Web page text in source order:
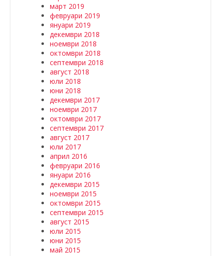
март 2019
февруари 2019
януари 2019
декември 2018
ноември 2018
октомври 2018
септември 2018
август 2018
юли 2018
юни 2018
декември 2017
ноември 2017
октомври 2017
септември 2017
август 2017
юли 2017
април 2016
февруари 2016
януари 2016
декември 2015
ноември 2015
октомври 2015
септември 2015
август 2015
юли 2015
юни 2015
май 2015